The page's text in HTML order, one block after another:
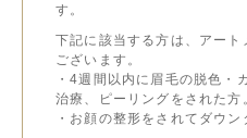
す。
下記に該当する方は、アー
ございます。
・4週間以内に眉毛の脱色・
治療、ピーリングをされた方
・お顔の整形をされてダウン